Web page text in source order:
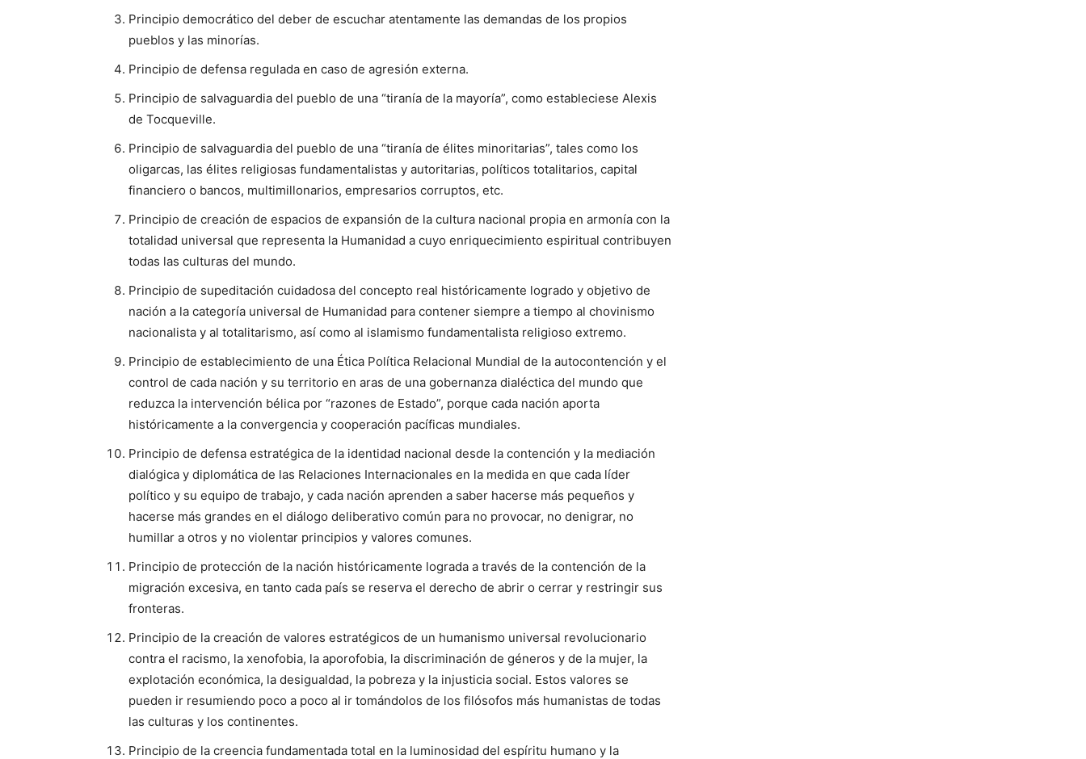
Principio democrático del deber de escuchar atentamente las demandas de los propios
pueblos y las minorías.
Principio de defensa regulada en caso de agresión externa.
Principio de salvaguardia del pueblo de una “tiranía de la mayoría”, como estableciese Alexis
de Tocqueville.
Principio de salvaguardia del pueblo de una “tiranía de élites minoritarias”, tales como los
oligarcas, las élites religiosas fundamentalistas y autoritarias, políticos totalitarios, capital
financiero o bancos, multimillonarios, empresarios corruptos, etc.
Principio de creación de espacios de expansión de la cultura nacional propia en armonía con la
totalidad universal que representa la Humanidad a cuyo enriquecimiento espiritual contribuyen
todas las culturas del mundo.
Principio de supeditación cuidadosa del concepto real históricamente logrado y objetivo de
nación a la categoría universal de Humanidad para contener siempre a tiempo al chovinismo
nacionalista y al totalitarismo, así como al islamismo fundamentalista religioso extremo.
Principio de establecimiento de una Ética Política Relacional Mundial de la autocontención y el
control de cada nación y su territorio en aras de una gobernanza dialéctica del mundo que
reduzca la intervención bélica por “razones de Estado”, porque cada nación aporta
históricamente a la convergencia y cooperación pacíficas mundiales.
Principio de defensa estratégica de la identidad nacional desde la contención y la mediación
dialógica y diplomática de las Relaciones Internacionales en la medida en que cada líder
político y su equipo de trabajo, y cada nación aprenden a saber hacerse más pequeños y
hacerse más grandes en el diálogo deliberativo común para no provocar, no denigrar, no
humillar a otros y no violentar principios y valores comunes.
Principio de protección de la nación históricamente lograda a través de la contención de la
migración excesiva, en tanto cada país se reserva el derecho de abrir o cerrar y restringir sus
fronteras.
Principio de la creación de valores estratégicos de un humanismo universal revolucionario
contra el racismo, la xenofobia, la aporofobia, la discriminación de géneros y de la mujer, la
explotación económica, la desigualdad, la pobreza y la injusticia social. Estos valores se
pueden ir resumiendo poco a poco al ir tomándolos de los filósofos más humanistas de todas
las culturas y los continentes.
Principio de la creencia fundamentada total en la luminosidad del espíritu humano y la